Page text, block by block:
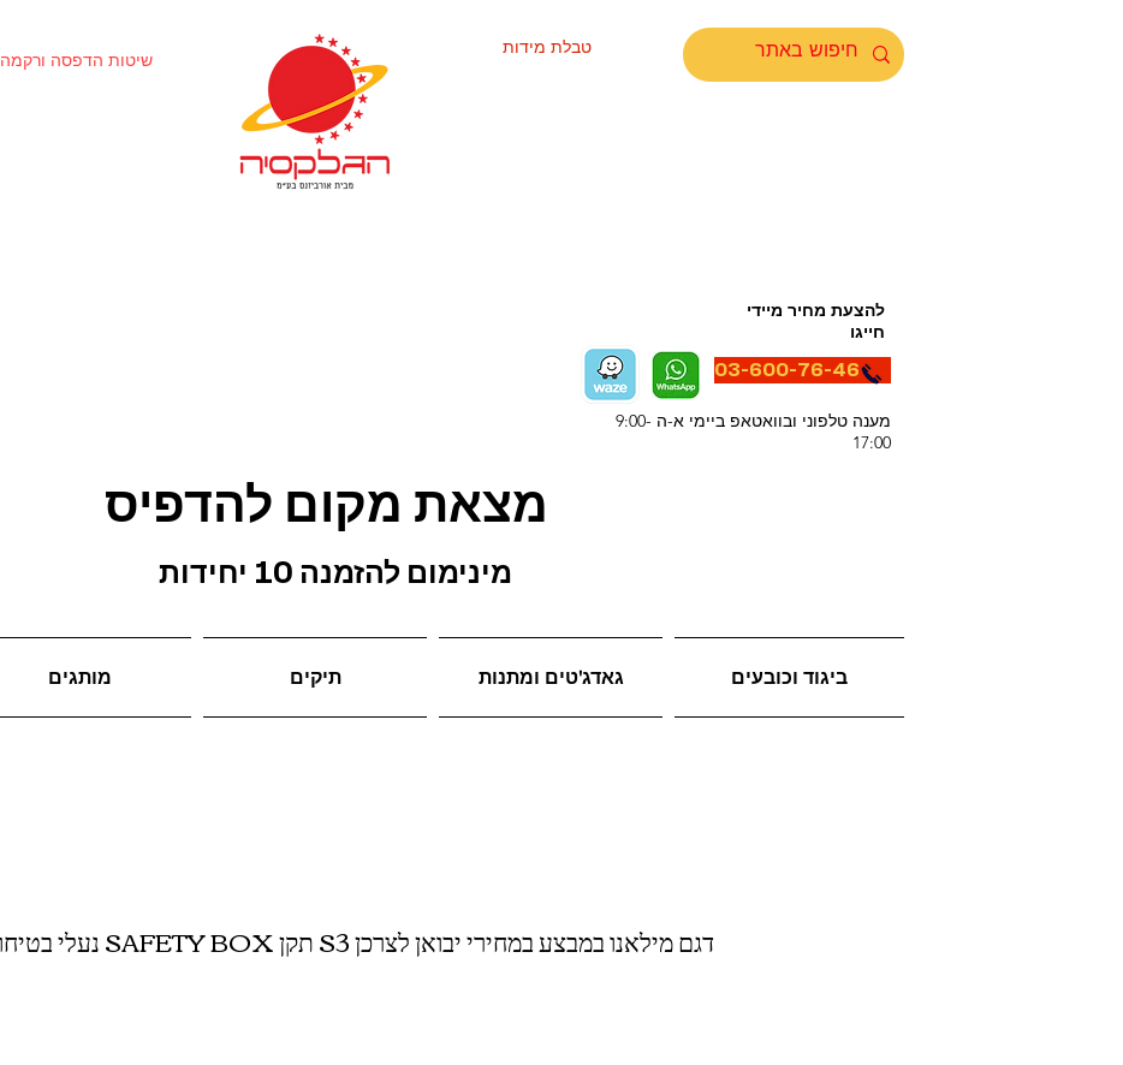
שיטות הדפסה ורקמה
טבלת מידות
להצעת מחיר מיידי
חייגו
03-600-76-46
מענה טלפוני ובוואטאפ ביימי א-ה 9:00-
17:00
מצאת מקום להדפיס
מינימום להזמנה 10 יחידות
ביגוד וכובעים גאדג'טים ומתנות תיקים מותגים
נעלי בטיחות לעבודה SAFETY BOX תקן S3 דגם מילאנו במבצע במחירי יבואן לצרכן